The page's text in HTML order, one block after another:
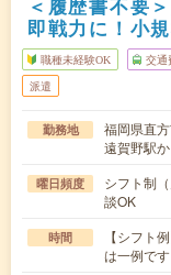
＜履歴書不要
即戦力に！小
職種未経験OK 交通
派遣
勤務地
福岡県直
遠賀野駅
曜日頻度
シフト制
談OK
時間
【シフト
は一例で